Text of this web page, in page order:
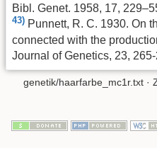
Bibl. Genet. 1958, 17,
43) Punnett, R. C. 1930. On
connected with the
Journal of Genetics, 23,
genetik/haarfarbe_mc1r.txt ·